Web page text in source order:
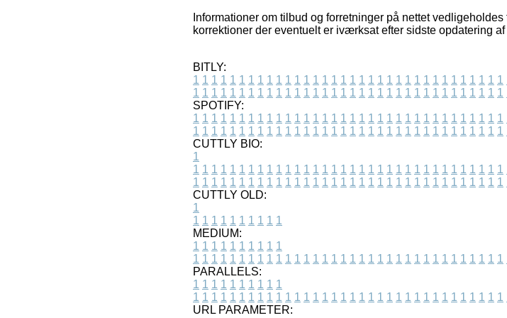
Informationer om tilbud og forretninger på nettet
korrektioner der eventuelt er iværksat efter sidste opdatering
BITLY:
1 1 1 1 1 1 1 1 1 1 1 1 1 1 1 1 1 1 1 1 1 1 1 1 1 1 1 1 1 1 1 1 1 1
1 1 1 1 1 1 1 1 1 1 1 1 1 1 1 1 1 1 1 1 1 1 1 1 1 1 1 1 1 1 1 1 1 1
SPOTIFY:
1 1 1 1 1 1 1 1 1 1 1 1 1 1 1 1 1 1 1 1 1 1 1 1 1 1 1 1 1 1 1 1 1 1
1 1 1 1 1 1 1 1 1 1 1 1 1 1 1 1 1 1 1 1 1 1 1 1 1 1 1 1 1 1 1 1 1 1
CUTTLY BIO:
1
1 1 1 1 1 1 1 1 1 1 1 1 1 1 1 1 1 1 1 1 1 1 1 1 1 1 1 1 1 1 1 1 1 1
1 1 1 1 1 1 1 1 1 1 1 1 1 1 1 1 1 1 1 1 1 1 1 1 1 1 1 1 1 1 1 1 1 1
CUTTLY OLD:
1
1 1 1 1 1 1 1 1 1 1
MEDIUM:
1 1 1 1 1 1 1 1 1 1
1 1 1 1 1 1 1 1 1 1 1 1 1 1 1 1 1 1 1 1 1 1 1 1 1 1 1 1 1 1 1 1 1 1
PARALLELS:
1 1 1 1 1 1 1 1 1 1
1 1 1 1 1 1 1 1 1 1 1 1 1 1 1 1 1 1 1 1 1 1 1 1 1 1 1 1 1 1 1 1 1 1
URL PARAMETER: